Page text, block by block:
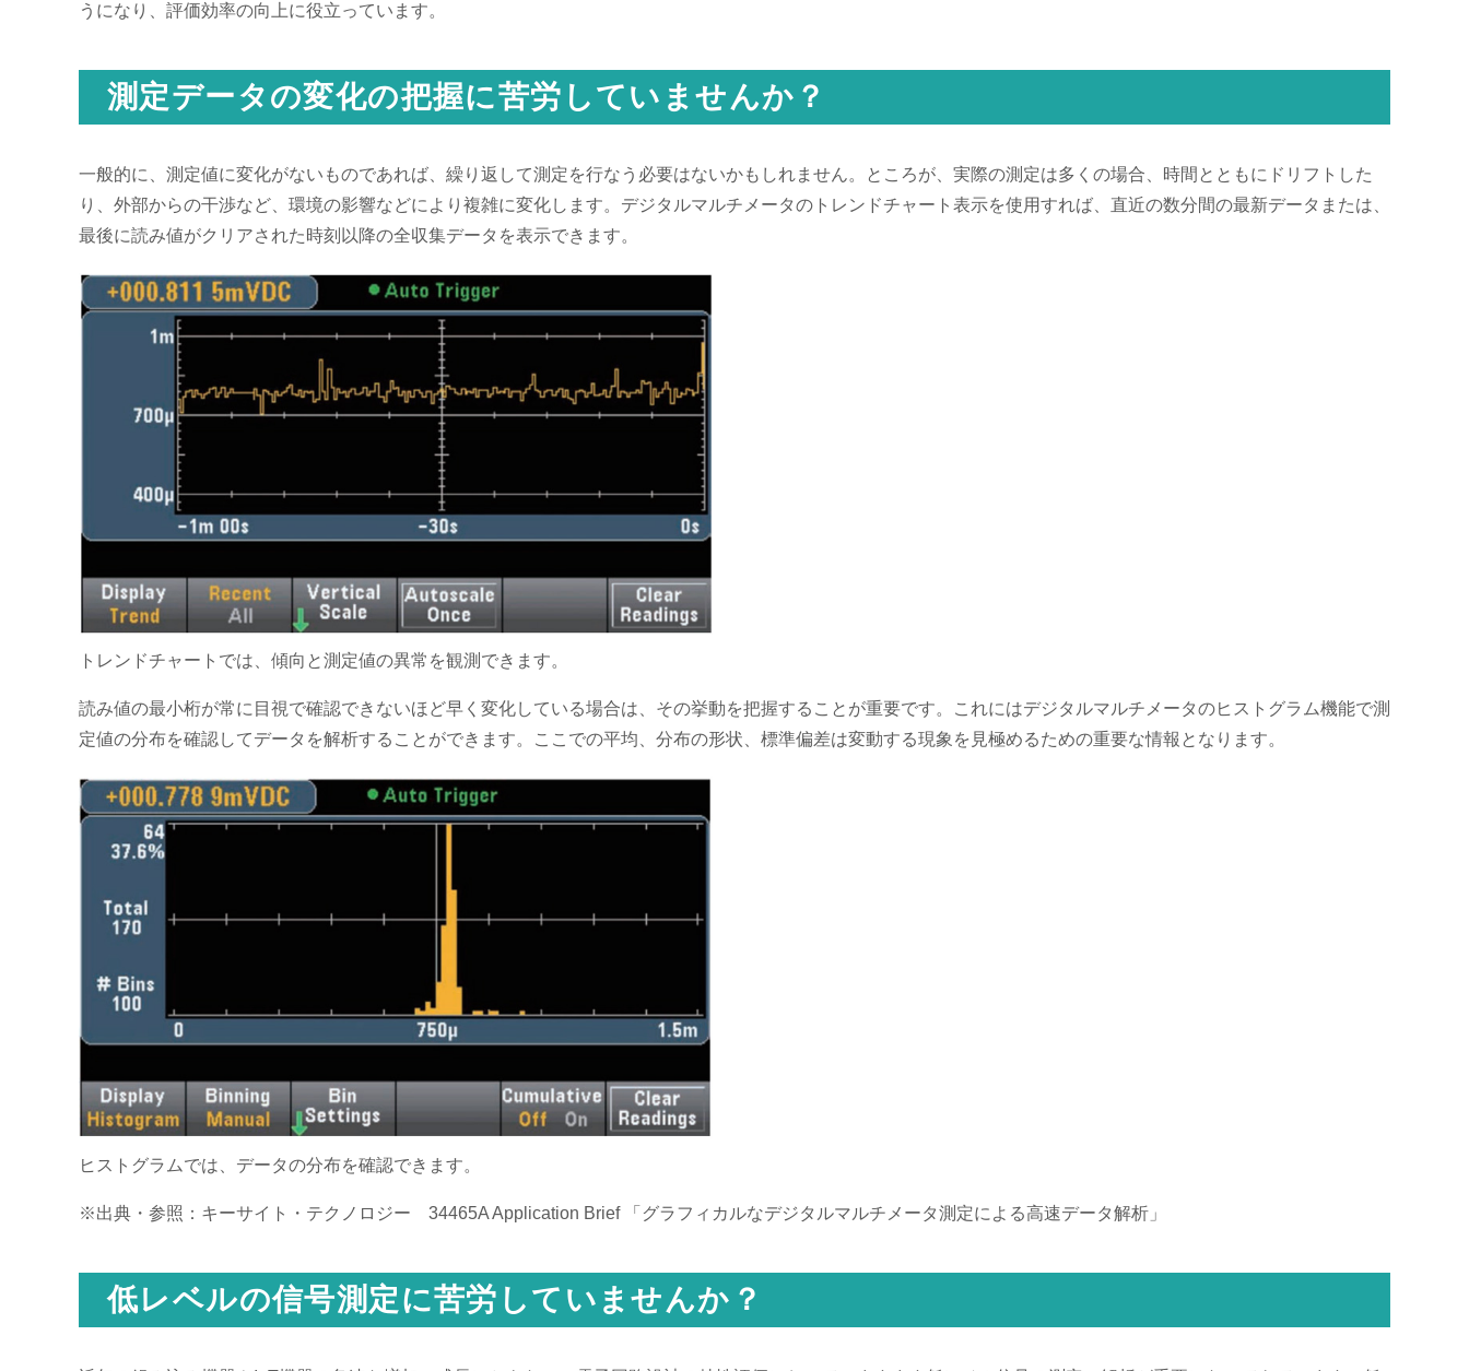
うになり、評価効率の向上に役立っています。
測定データの変化の把握に苦労していませんか？
一般的に、測定値に変化がないものであれば、繰り返して測定を行なう必要はないかもしれません。ところが、実際の測定は多くの場合、時間とともにドリフトした
り、外部からの干渉など、環境の影響などにより複雑に変化します。デジタルマルチメータのトレンドチャート表示を使用すれば、直近の数分間の最新データまたは、
最後に読み値がクリアされた時刻以降の全収集データを表示できます。
トレンドチャートでは、傾向と測定値の異常を観測できます。
読み値の最小桁が常に目視で確認できないほど早く変化している場合は、その挙動を把握することが重要です。これにはデジタルマルチメータのヒストグラム機能で測
定値の分布を確認してデータを解析することができます。ここでの平均、分布の形状、標準偏差は変動する現象を見極めるための重要な情報となります。
ヒストグラムでは、データの分布を確認できます。
※出典・参照：キーサイト・テクノロジー 34465A Application Brief 「グラフィカルなデジタルマルチメータ測定による高速データ解析」
低レベルの信号測定に苦労していませんか？